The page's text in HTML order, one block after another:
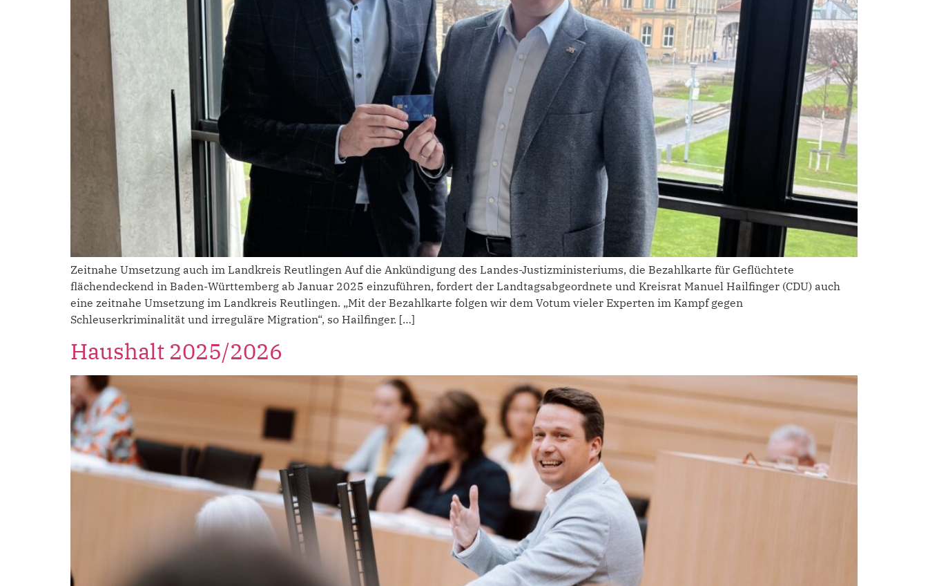
Zeitnahe Umsetzung auch im Landkreis Reutlingen Auf die Ankündigung des Landes-Justizministeriums, die Bezahlkarte für Geflüchtete
flächendeckend in Baden-Württemberg ab Januar 2025 einzuführen, fordert der Landtagsabgeordnete und Kreisrat Manuel Hailfinger (CDU) auch
eine zeitnahe Umsetzung im Landkreis Reutlingen. „Mit der Bezahlkarte folgen wir dem Votum vieler Experten im Kampf gegen
Schleuserkriminalität und irreguläre Migration“, so Hailfinger. […]
Haushalt 2025/2026